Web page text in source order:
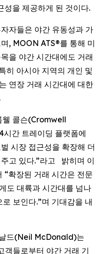
성을 제공하게 된 것이다.
자들은 야간 유동성과 가
, MOON ATS®를 통해 미
을 야간 시간대에도 거래
히 아시아 지역의 개인 및
연장 거래 시간대에 대한
콜슨(Cromwell
간 트레이딩 플랫폼에
시장 접근성을 확장해 더
고 있다.”라고 밝히며 이
“확장된 거래 시간은 전문
도 대륙과 시간대를 넘나
보인다.”며 기대감을 내
드(Neil McDonald)는
들로부터 야간 거래 기